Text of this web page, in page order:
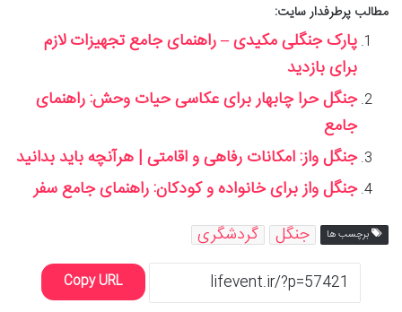
مطالب پرطرفدار سایت:
پارک جنگلی مکیدی – راهنمای جامع تجهیزات لازم
برای بازدید
جنگل حرا چابهار برای عکاسی حیات وحش: راهنمای
جامع
جنگل واز: امکانات رفاهی و اقامتی | هرآنچه باید بدانید
جنگل واز برای خانواده و کودکان: راهنمای جامع سفر
برچسب ها جنگل گردشگری
Copy URL